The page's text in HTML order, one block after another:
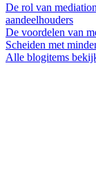
De rol van
aandeelhouders
De voordelen van
Scheiden met
Alle blogitems